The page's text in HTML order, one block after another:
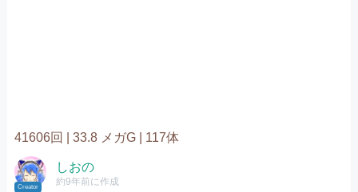
41606回 | 33.8 メガG | 117体
Creator
しおの
約9年前に作成